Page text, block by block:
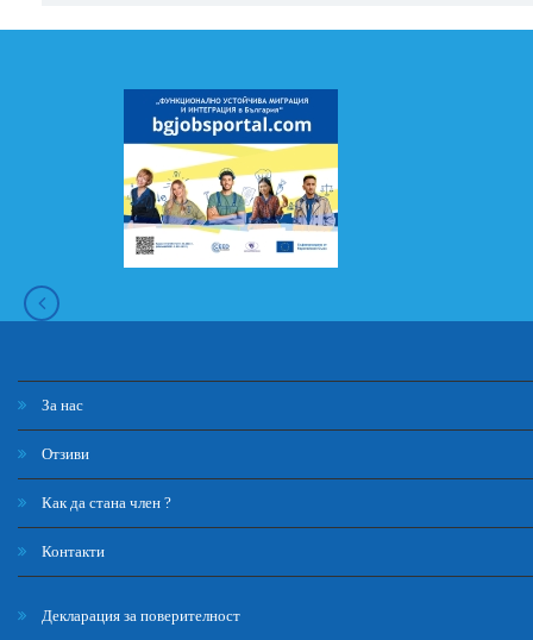
За нас
Отзиви
Как да стана член ?
Контакти
Декларация за поверителност